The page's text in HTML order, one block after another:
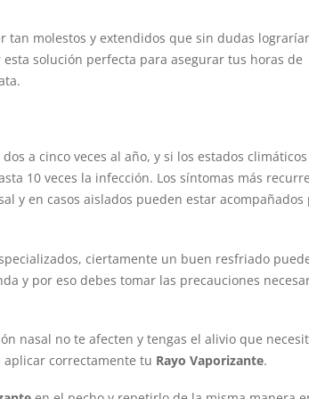
tan molestos y extendidos que sin dudas
solución perfecta para asegurar tus horas de
a cinco veces al año, y si los estados climáticos
10 veces la infección. Los síntomas más
y en casos aislados pueden estar acompañados
ciertamente un buen resfriado
y por eso debes tomar las precauciones
nasal no te afecten y tengas el alivio que
aplicar correctamente tu Rayo Vaporizante.